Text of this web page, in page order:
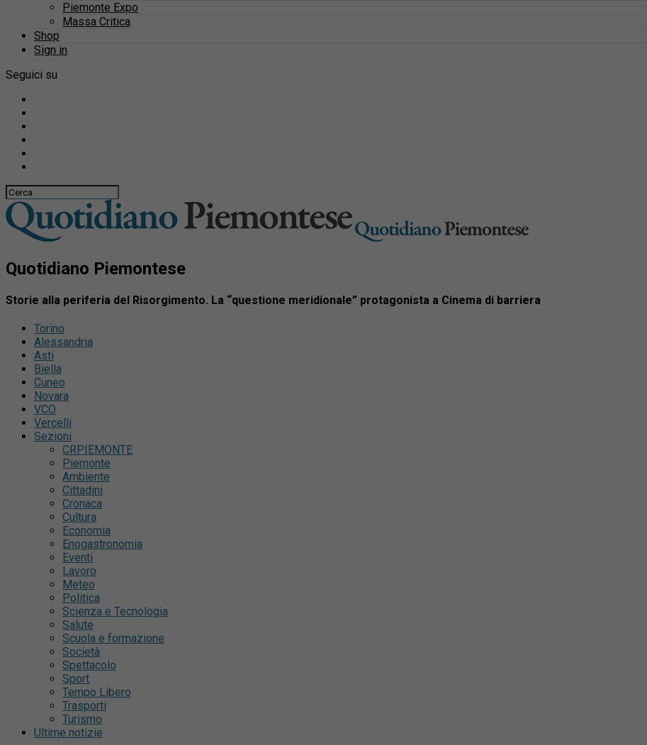
Piemonte Expo
Massa Critica
Shop
Sign in
Seguici su
Quotidiano Piemontese
Storie alla periferia del Risorgimento. La “questione meridionale” protagonista a Cinema di barriera
Torino
Alessandria
Asti
Biella
Cuneo
Novara
VCO
Vercelli
Sezioni
CRPIEMONTE
Piemonte
Ambiente
Cittadini
Cronaca
Cultura
Economia
Enogastronomia
Eventi
Lavoro
Meteo
Politica
Scienza e Tecnologia
Salute
Scuola e formazione
Società
Spettacolo
Sport
Tempo Libero
Trasporti
Turismo
Ultime notizie